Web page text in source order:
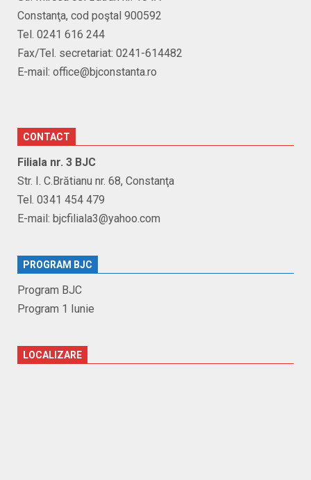
Constanţa, cod poştal 900592
Tel. 0241 616 244
Fax/Tel. secretariat: 0241-614482
E-mail: office@bjconstanta.ro
CONTACT
Filiala nr. 3 BJC
Str. I. C.Brătianu nr. 68, Constanţa
Tel. 0341 454 479
E-mail: bjcfiliala3@yahoo.com
PROGRAM BJC
Program BJC
Program 1 Iunie
LOCALIZARE